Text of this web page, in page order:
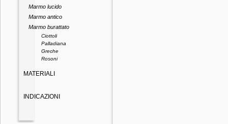
Marmo lucido
Marmo antico
Marmo burattato
Ciottoli
Palladiana
Greche
Rosoni
MATERIALI
INDICAZIONI